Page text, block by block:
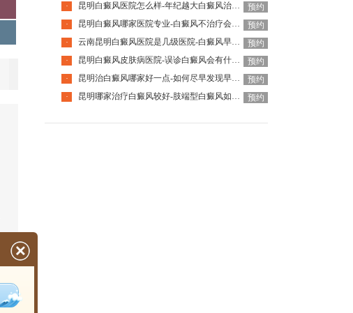
·
昆明白癜风医院怎么样-年纪越大白癜风治疗难度越大吗
预约
·
昆明白癜风哪家医院专业-白癜风不治疗会有什么后果
预约
·
云南昆明白癜风医院是几级医院-白癜风早期白斑如何辨认
预约
·
昆明白癜风皮肤病医院-误诊白癜风会有什么危害
预约
·
昆明治白癜风哪家好一点-如何尽早发现早期白癜风
预约
·
昆明哪家治疗白癜风较好-肢端型白癜风如何防止蔓延 预约